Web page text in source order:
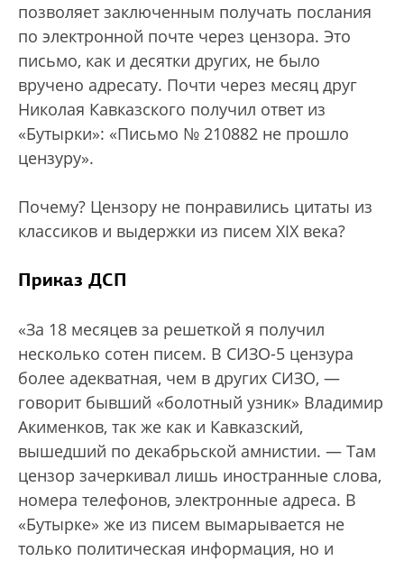
позволяет заключенным получать послания
по электронной почте через цензора. Это
письмо, как и десятки других, не было
вручено адресату. Почти через месяц друг
Николая Кавказского получил ответ из
«Бутырки»: «Письмо № 210882 не прошло
цензуру».
Почему? Цензору не понравились цитаты из
классиков и выдержки из писем XIX века?
Приказ ДСП
«За 18 месяцев за решеткой я получил
несколько сотен писем. В СИЗО-5 цензура
более адекватная, чем в других СИЗО, —
говорит бывший «болотный узник» Владимир
Акименков, так же как и Кавказский,
вышедший по декабрьской амнистии. — Там
цензор зачеркивал лишь иностранные слова,
номера телефонов, электронные адреса. В
«Бутырке» же из писем вымарывается не
только политическая информация, но и